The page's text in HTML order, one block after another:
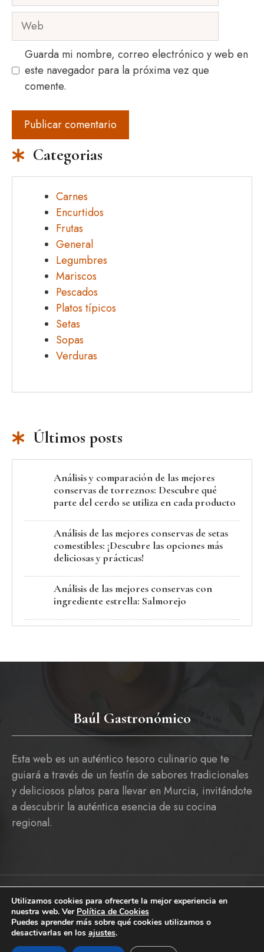
Web
Guarda mi nombre, correo electrónico y web en
este navegador para la próxima vez que
comente.
Categorias
Carnes
Encurtidos
Frutas
General
Legumbres
Mariscos
Pescados
Platos típicos
Setas
Sopas
Verduras
Últimos posts
Análisis y comparación de las mejores
conservas de torreznos: Descubre qué
parte del cerdo se utiliza en cada producto
Análisis de las mejores conservas de setas
comestibles: ¡Descubre las opciones más
deliciosas y prácticas!
Análisis de las mejores conservas con
ingrediente estrella: Salmorejo
Baúl Gastronómico
Esta web es un auténtico tesoro culinario que te
guiará a través de un festín de sabores tradicionales
y deliciosos platos para llevar en Murcia, invitándote
a descubrir la auténtica esencia de su cocina
regional.
Copyright © 2026 baulgastronomico.es
Pólitica De CookiesPolítica De Privacidad Y Aviso Legal
Utilizamos cookies para ofrecerte la mejor experiencia en
nuestra web. Ver Política de Cookies
Puedes aprender más sobre qué cookies utilizamos o
desactivarlas en los ajustes.